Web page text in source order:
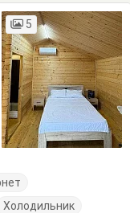
5
Холодильник